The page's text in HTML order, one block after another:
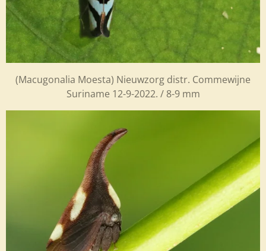
(Macugonalia Moesta) Nieuwzorg distr. Commewijne
Suriname 12-9-2022. / 8-9 mm